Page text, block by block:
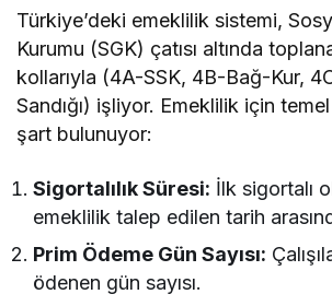
Türkiye’deki emeklilik sistemi,
Kurumu (SGK) çatısı altında
kollarıyla (4A-SSK, 4B-Bağ-Kur,
Sandığı) işliyor. Emeklilik için
şart bulunuyor:
Sigortalılık Süresi: İlk sigortalı
emeklilik talep edilen tarih
Prim Ödeme Gün Sayısı:
ödenen gün sayısı.